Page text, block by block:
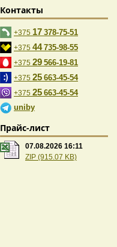
Контакты
+375 17 378-75-51
+375 44 735-98-55
+375 29 566-19-81
+375 25 663-45-54
+375 25 663-45-54
uniby
Прайс-лист
07.08.2026 16:11
ZIP (915.07 KB)